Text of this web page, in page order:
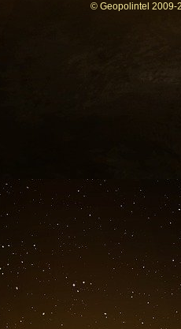
© Geopolintel 2009-